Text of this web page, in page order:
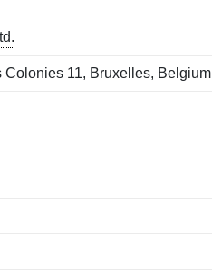
Colonies 11, Bruxelles, Belgium